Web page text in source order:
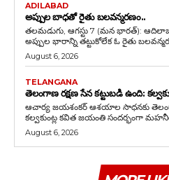
ADILABAD
అప్పుల బాధతో రైతు బలవన్మరణం..
తలమడుగు, ఆగస్టు 7 (మన భారత్): ఆదిలాబాద్ జిల్లా తలమడుగు మండలంలో
అప్పుల భారాన్ని తట్టుకోలేక ఓ రైతు
August 6, 2026
TELANGANA
తెలంగాణ రక్షణ సేన కట్టుబడి ఉంది:
ఆచార్య జయశంకర్ ఆశయాల సాధనకు
కల్వకుంట్ల కవిత జయంతి
August 6, 2026